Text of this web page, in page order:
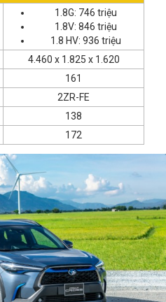
1.8G: 746 triệu
1.8V: 846 triệu
1.8 HV: 936 triệu
4.460 x 1.825 x 1.620
161
2ZR-FE
138
172